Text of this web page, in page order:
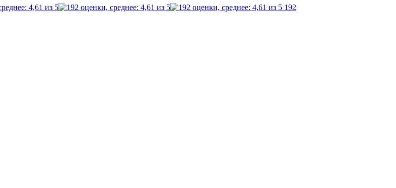
192